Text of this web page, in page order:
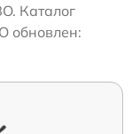
Каталог
обновлен: